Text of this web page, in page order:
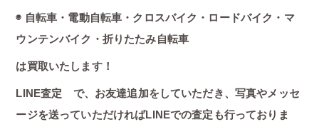
◉ 自転車・電動自転車・クロスバイク・ロードバイク・マ
ウンテンバイク・折りたたみ自転車
は買取いたします！
LINE査定 で、お友達追加をしていただき、写真やメッセ
ージを送っていただければLINEでの査定も行っておりま